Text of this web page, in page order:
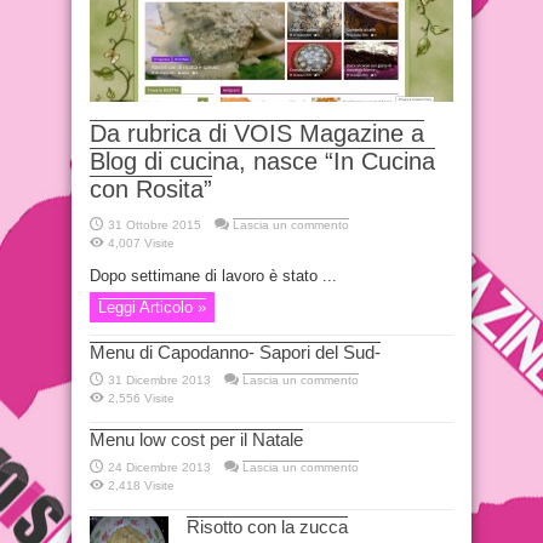
Da rubrica di VOIS Magazine a
Blog di cucina, nasce “In Cucina
con Rosita”
31 Ottobre 2015
Lascia un commento
4,007 Visite
Dopo settimane di lavoro è stato ...
Leggi Articolo »
Menu di Capodanno- Sapori del Sud-
31 Dicembre 2013
Lascia un commento
2,556 Visite
Menu low cost per il Natale
24 Dicembre 2013
Lascia un commento
2,418 Visite
Risotto con la zucca